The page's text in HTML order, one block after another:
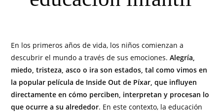
En los primeros años de vida, los niños comienzan a
descubrir el mundo a través de sus emociones.Alegría,
miedo, tristeza, asco o ira son estados, tal como vimos en
la popular película de Inside Out de Píxar, que influyen
directamente en cómo perciben, interpretan y procesan lo
que ocurre a su alrededor. En este contexto, la educación